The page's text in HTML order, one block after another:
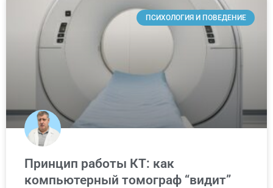
ПСИХОЛОГИЯ И ПОВЕДЕНИЕ
Принцип работы КТ: как
компьютерный томограф “видит”